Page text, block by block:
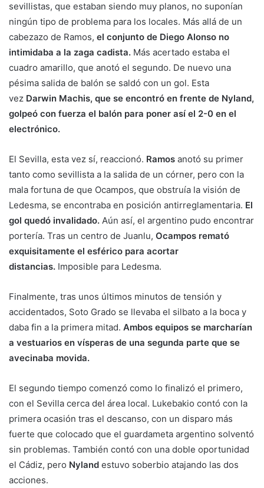
sevillistas, que estaban siendo muy planos, no suponían
ningún tipo de problema para los locales. Más allá de un
cabezazo de Ramos, el conjunto de Diego Alonso no
intimidaba a la zaga cadista. Más acertado estaba el
cuadro amarillo, que anotó el segundo. De nuevo una
pésima salida de balón se saldó con un gol. Esta
vez Darwin Machis, que se encontró en frente de Nyland,
golpeó con fuerza el balón para poner así el 2-0 en el
electrónico.
El Sevilla, esta vez sí, reaccionó. Ramos anotó su primer
tanto como sevillista a la salida de un córner, pero con la
mala fortuna de que Ocampos, que obstruía la visión de
Ledesma, se encontraba en posición antirreglamentaria. El
gol quedó invalidado. Aún así, el argentino pudo encontrar
portería. Tras un centro de Juanlu, Ocampos remató
exquisitamente el esférico para acortar
distancias. Imposible para Ledesma.
Finalmente, tras unos últimos minutos de tensión y
accidentados, Soto Grado se llevaba el silbato a la boca y
daba fin a la primera mitad. Ambos equipos se marcharían
a vestuarios en vísperas de una segunda parte que se
avecinaba movida.
El segundo tiempo comenzó como lo finalizó el primero,
con el Sevilla cerca del área local. Lukebakio contó con la
primera ocasión tras el descanso, con un disparo más
fuerte que colocado que el guardameta argentino solventó
sin problemas. También contó con una doble oportunidad
el Cádiz, pero Nyland estuvo soberbio atajando las dos
acciones.